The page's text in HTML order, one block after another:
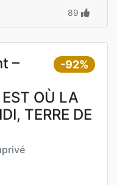
89
-92%
–
OÙ LA
TERRE DE